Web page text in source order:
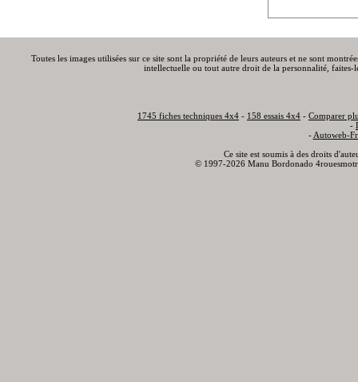
Toutes les images utilisées sur ce site sont la propriété de leurs auteurs et ne sont
intellectuelle ou tout autre droit de la personnalité,
1745 fiches techniques 4x4 - 158 essais 4x4 - Comparer
-
- Autoweb-
Ce site est soumis à des droits
© 1997-2026 Manu Bordonado